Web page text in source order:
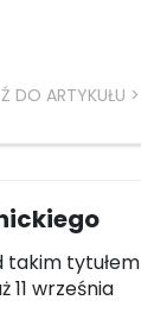
DO ARTYKUŁU
takim tytułem
11 września